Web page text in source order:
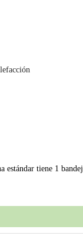
tiene 1